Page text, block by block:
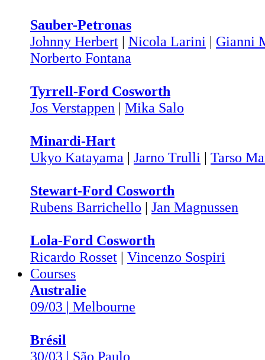
Sauber-Petronas
Johnny Herbert | Nicola Larini | Gianni
Norberto Fontana
Tyrrell-Ford Cosworth
Jos Verstappen | Mika Salo
Minardi-Hart
Ukyo Katayama | Jarno Trulli | Tarso
Stewart-Ford Cosworth
Rubens Barrichello | Jan Magnussen
Lola-Ford Cosworth
Ricardo Rosset | Vincenzo Sospiri
Courses
Australie
09/03 | Melbourne
Brésil
30/03 | São Paulo